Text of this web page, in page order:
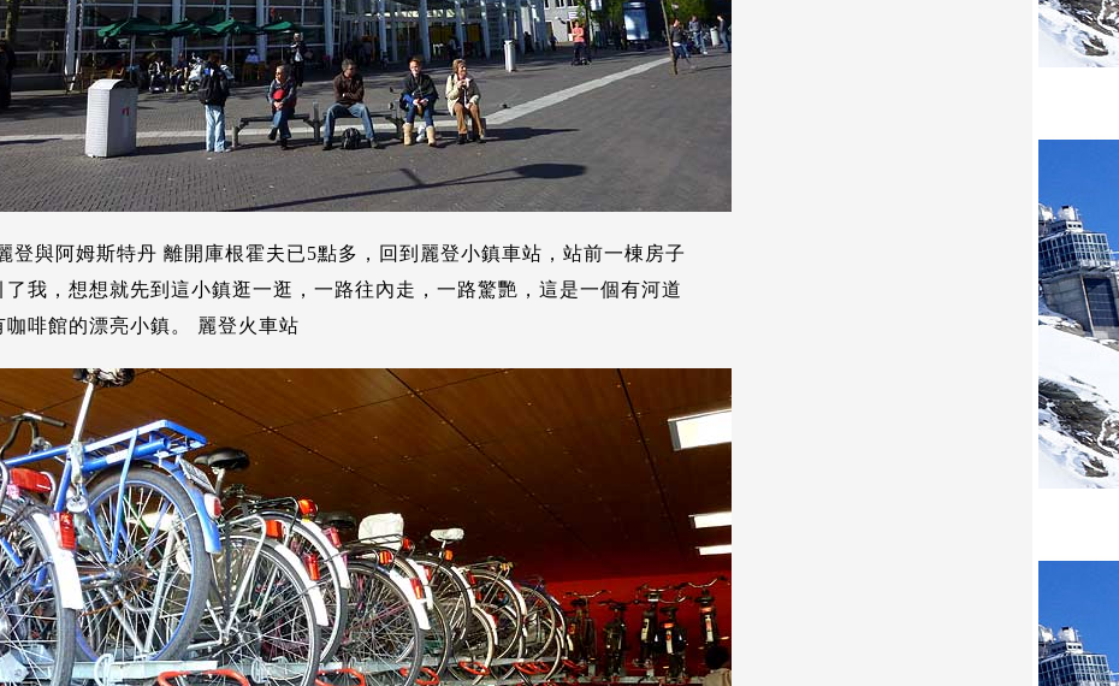
登與阿姆斯特丹 離開庫根霍夫已5點多，回到麗登小鎮車站，站前一棟房子
了我，想想就先到這小鎮逛一逛，一路往內走，一路驚艷，這是一個有河道
咖啡館的漂亮小鎮。 麗登火車站